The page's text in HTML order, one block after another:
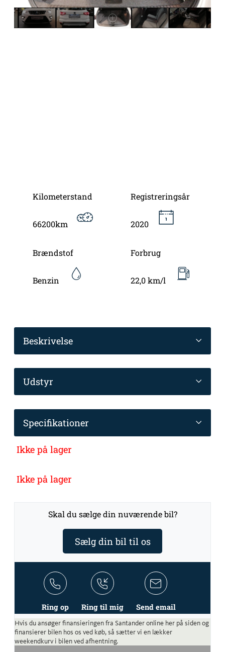
Kilometerstand
66200km
Registreringsår
2020
Brændstof
Benzin
Forbrug
22,0 km/l
Beskrivelse
Udstyr
Specifikationer
Ikke på lager
Ikke på lager
Skal du sælge din nuværende bil?
Sælg din bil til os
Ring op Ring til mig Send email
Hvis du ansøger finansieringen fra Santander online her på siden og
finansierer bilen hos os ved køb, så sætter vi en lækker
weekendkurv i bilen ved afhentning.